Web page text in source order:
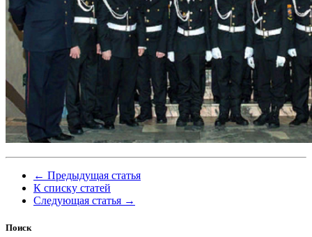
← Предыдущая статья
К списку статей
Следующая статья →
Поиск